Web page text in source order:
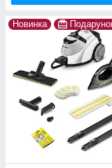
Новинка